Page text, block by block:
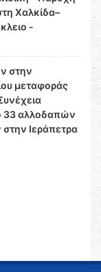
Χαλκίδα–
-
στην
μεταφοράς
33 αλλοδαπών
Ιεράπετρα